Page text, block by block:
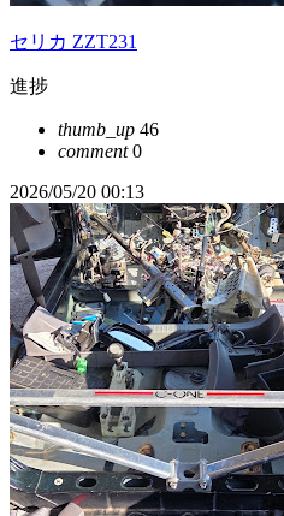
セリカ ZZT231
進捗
thumb_up 46
comment0
2026/05/20 00:13